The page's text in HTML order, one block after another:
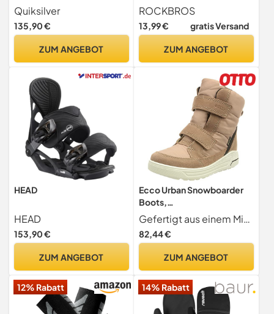
Quiksilver
135,90 €
ZUM ANGEBOT
Skimaske für Damen Herren
ROCKBROS
13,99 € gratis Versand
ZUM ANGEBOT
HEAD
HEAD
153,90 €
ZUM ANGEBOT
Ecco Urban Snowboarder
Boots,
Woodrose/Woodrose, 29
EU
Gefertigt aus einem Mix aus Premium-Textil und Details aus Wildleder
82,44 €
ZUM ANGEBOT
12% Rabatt 14% Rabatt